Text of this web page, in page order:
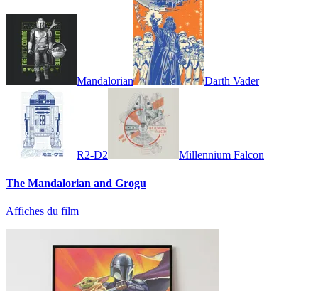
Mandalorian Darth Vader
R2-D2 Millennium Falcon
The Mandalorian and Grogu
Affiches du film